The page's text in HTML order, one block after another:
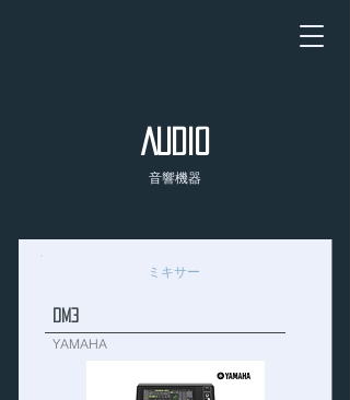
AUDIO
音響機器
ミキサー
DM3
YAMAHA